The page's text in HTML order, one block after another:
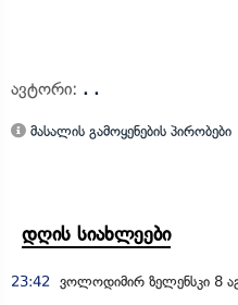
ავტორი: . .
მასალის გამოყენების პირობები
დღის სიახლეები
23:42 ვოლოდიმირ ზელენსკი 8